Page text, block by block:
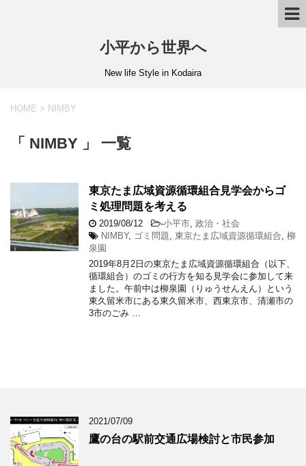
小平から世界へ
New life Style in Kodaira
HOME > NIMBY
「 NIMBY 」 一覧
東京たま広域資源循環組合見学会からゴ
ミ処理問題を考える
2019/08/12 -小平市 政治・社会
NIMBY, ゴミ問題 東京たま広域資源循環組合 柳
泉園
2019年8月2日の東京たま広域資源循環組合（以下、
循環組合）のゴミの行方を知る見学会に参加して来
ました。午前中は柳泉園（りゅうせんえん）という
東久留米市にある東久留米市、西東京市、清瀬市の
3市のごみ …
2021/07/09
鷹の台の駅前交通広場検討と市民参加